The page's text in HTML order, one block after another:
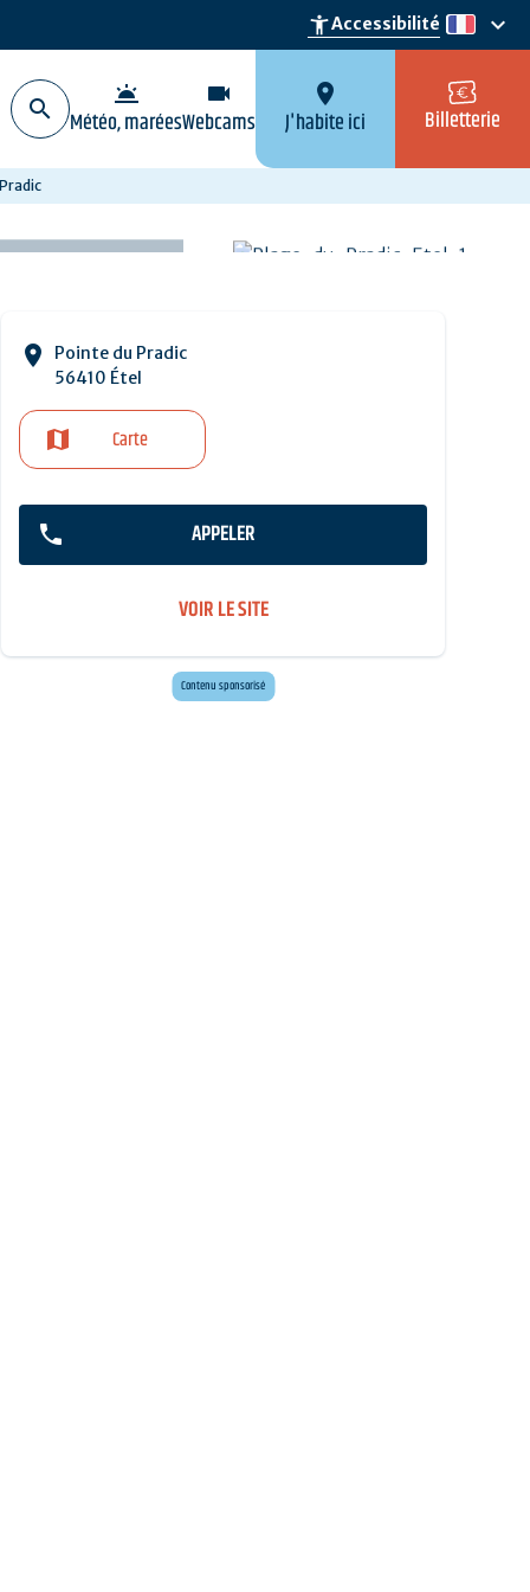
accessibility_newAccessibilité fr
keyboard_arrow_down
wb_twilight
Météo, marées
videocam
Webcams
location_on
J'habite ici Billetterie
Pointe du Pradic
56410 Étel
Carte
APPELER
VOIR LE SITE
Contenu sponsorisé
Envie d'évasion ?
Voyagez en Préhistoire !